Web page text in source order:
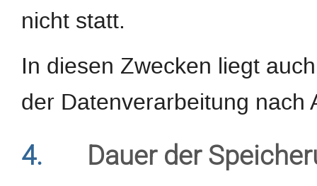
nicht statt.
In diesen Zwecken liegt
der Datenverarbeitung nach
4. Dauer der